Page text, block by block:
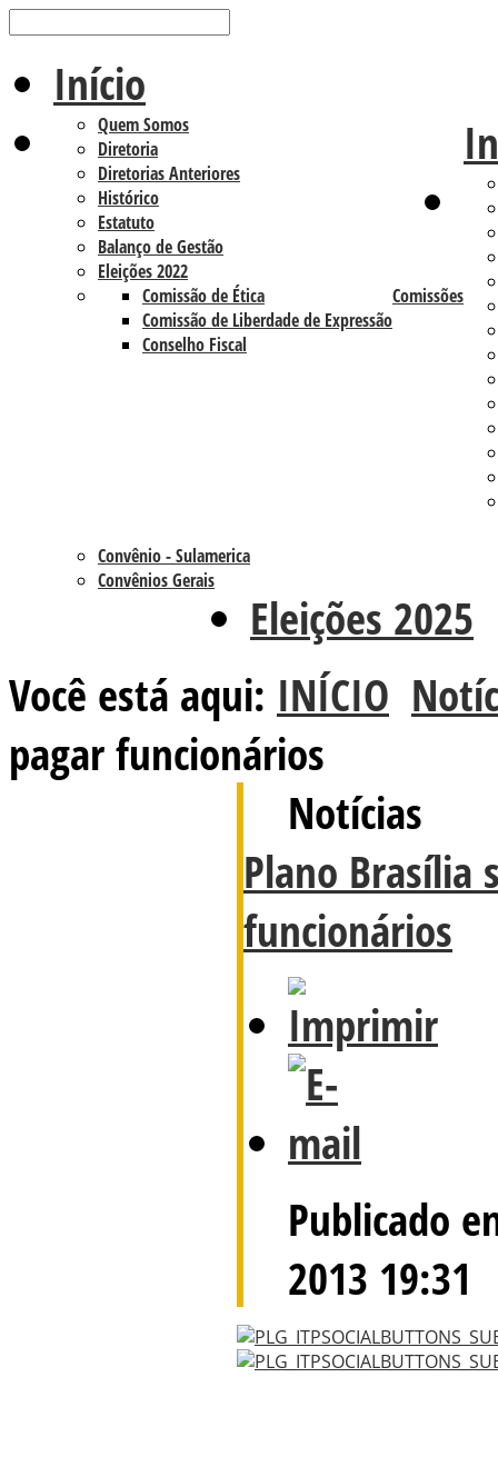
Início
Quem Somos
Diretoria
Diretorias Anteriores
Histórico
Estatuto
Balanço de Gestão
Eleições 2022
Comissões
Comissão de Ética
Comissão de Liberdade de Expressão
Conselho Fiscal
Convênio - Sulamerica
Convênios Gerais
Eleições 2025
Você está aqui: INÍCIO
pagar funcionários
Notícias
Plano Brasília
funcionários
Publicado
2013 19:31